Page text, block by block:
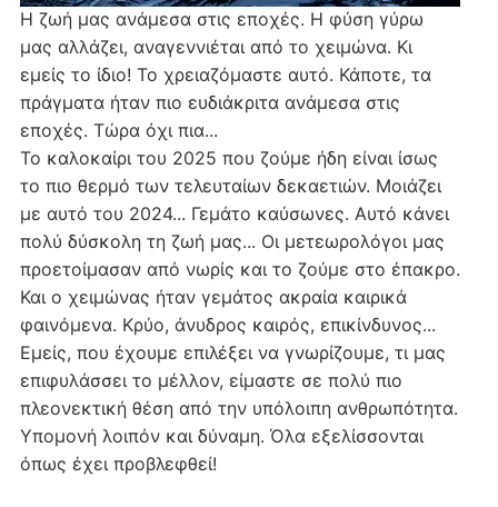
Η ζωή μας ανάμεσα στις εποχές. Η φύση γύρω
μας αλλάζει, αναγεννιέται από το χειμώνα. Κι
εμείς το ίδιο! Το χρειαζόμαστε αυτό. Κάποτε, τα
πράγματα ήταν πιο ευδιάκριτα ανάμεσα στις
εποχές. Τώρα όχι πια...
Το καλοκαίρι του 2025 που ζούμε ήδη είναι ίσως
το πιο θερμό των τελευταίων δεκαετιών. Μοιάζει
με αυτό του 2024... Γεμάτο καύσωνες. Αυτό κάνει
πολύ δύσκολη τη ζωή μας... Οι μετεωρολόγοι μας
προετοίμασαν από νωρίς και το ζούμε στο έπακρο.
Και ο χειμώνας ήταν γεμάτος ακραία καιρικά
φαινόμενα. Κρύο, άνυδρος καιρός, επικίνδυνος...
Εμείς, που έχουμε επιλέξει να γνωρίζουμε, τι μας
επιφυλάσσει το μέλλον, είμαστε σε πολύ πιο
πλεονεκτική θέση από την υπόλοιπη ανθρωπότητα.
Υπομονή λοιπόν και δύναμη. Όλα εξελίσσονται
όπως έχει προβλεφθεί!